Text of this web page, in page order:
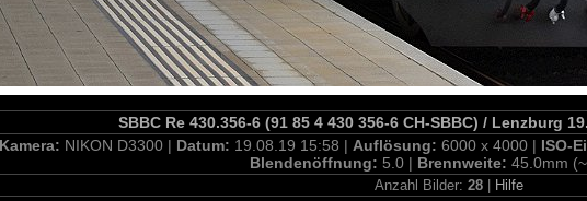
SBBC Re 430.356-6 (91 85 4 430 356-6 CH-SBBC) / Lenzburg
Kamera: NIKON D3300 | Datum: 19.08.19 15:58 | Auflösung: 6000 x 4000 | ISO-
Blendenöffnung: 5.0 | Brennweite: 45.0mm
Anzahl Bilder: 28 Hilfe